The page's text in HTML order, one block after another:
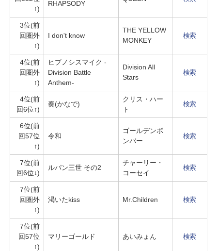
↑)
RHAPSODY
3位(前
回圏外
↑)
I don't know
THE YELLOW
MONKEY
検索
4位(前
回圏外
↑)
ヒプノシスマイク -
Division Battle
Anthem-
Division All
Stars
検索
4位(前
回6位↑)
奏(かなで)
クリス・ハー
ト
検索
6位(前
回57位
↑)
令和
ゴールデンボ
ンバー
検索
7位(前
回6位↓)
ルパン三世 その2
チャーリー・
コーセイ
検索
7位(前
回圏外
↑)
渇いたkiss Mr.Children 検索
7位(前
回57位
↑)
マリーゴールド あいみょん 検索